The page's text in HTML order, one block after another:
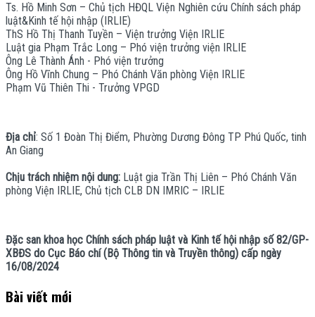
Ts. Hồ Minh Sơn – Chủ tịch HĐQL Viện Nghiên cứu Chính sách pháp
luật&Kinh tế hội nhập (IRLIE)
ThS Hồ Thị Thanh Tuyền – Viện trưởng Viện IRLIE
Luật gia Phạm Trắc Long – Phó viện trưởng viện IRLIE
Ông Lê Thành Ánh - Phó viện trưởng
Ông Hồ Vĩnh Chung – Phó Chánh Văn phòng Viện IRLIE
Phạm Vũ Thiên Thi - Trưởng VPGD
Địa chỉ: Số 1 Đoàn Thị Điểm, Phường Dương Đông TP Phú Quốc, tinh
An Giang
Chịu trách nhiệm nội dung: Luật gia Trần Thị Liên – Phó Chánh Văn
phòng Viện IRLIE, Chủ tịch CLB DN IMRIC – IRLIE
Đặc san khoa học Chính sách pháp luật và Kinh tế hội nhập số 82/GP-
XBĐS do Cục Báo chí (Bộ Thông tin và Truyền thông) cấp ngày
16/08/2024
Bài viết mới